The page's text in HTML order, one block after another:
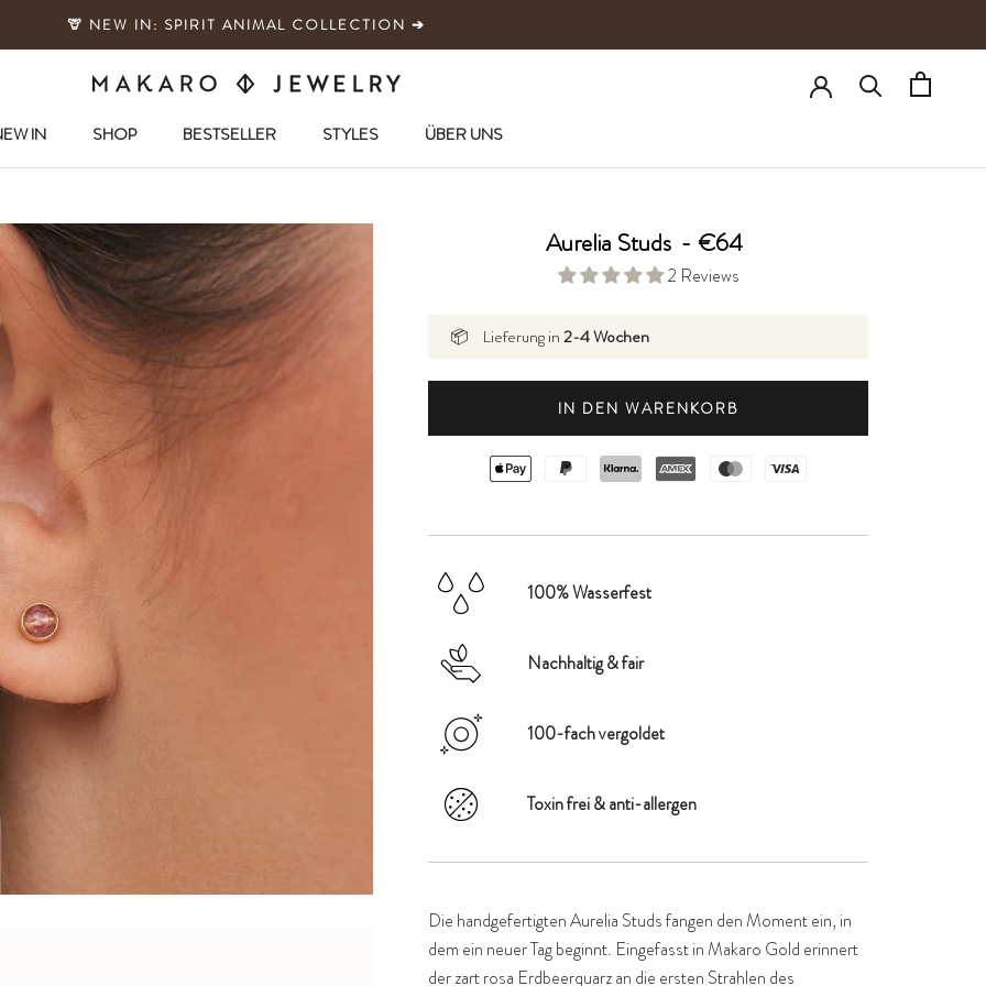
🦒 NEW IN: SPIRIT ANIMAL COLLECTION ➔
IN
SHOP
BESTSELLER
STYLES ÜBER UNS
Aurelia Studs - €64
2 Reviews
📦 Lieferung in2-4 Wochen
IN DEN WARENKORB
100% Wasserfest
Nachhaltig & fair
100-fach vergoldet
Toxin frei & anti-allergen
Die handgefertigten Aurelia Studs fangen den Moment ein, in
dem ein neuer Tag beginnt. Eingefasst in Makaro Gold erinnert
der zart rosa Erdbeerquarz an die ersten Strahlen des